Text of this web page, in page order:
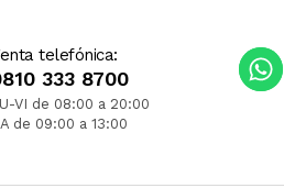
telefónica:
333 8700
VI de 08:00 a 20:00
de 09:00 a 13:00